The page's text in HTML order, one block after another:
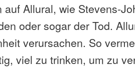
auf Allural, wie Stevens-
oder sogar der Tod.
verursachen. So
viel zu trinken, um zu